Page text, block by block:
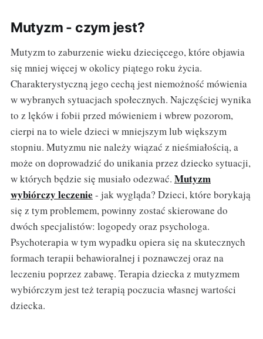
Mutyzm - czym jest?
Mutyzm to zaburzenie wieku dziecięcego, które objawia
się mniej więcej w okolicy piątego roku życia.
Charakterystyczną jego cechą jest niemożność mówienia
w wybranych sytuacjach społecznych. Najczęściej wynika
to z lęków i fobii przed mówieniem i wbrew pozorom,
cierpi na to wiele dzieci w mniejszym lub większym
stopniu. Mutyzmu nie należy wiązać z nieśmiałością, a
może on doprowadzić do unikania przez dziecko sytuacji,
w których będzie się musiało odezwać. Mutyzm
wybiórczy leczenie - jak wygląda? Dzieci, które borykają
się z tym problemem, powinny zostać skierowane do
dwóch specjalistów: logopedy oraz psychologa.
Psychoterapia w tym wypadku opiera się na skutecznych
formach terapii behawioralnej i poznawczej oraz na
leczeniu poprzez zabawę. Terapia dziecka z mutyzmem
wybiórczym jest też terapią poczucia własnej wartości
dziecka.